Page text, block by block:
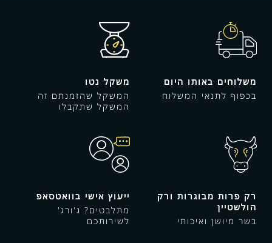
משלוחים באותו היום
בכפוף לתנאי המשלוח
משקל נטו
המשקל שהזמנתם זה
המשקל שתקבלו
רק פרות מבוגרות ורק
הולשטיין
בשר מיושן ואיכותי
ייעוץ אישי בוואטסאפ
מתלבטים? ג'ורג'
לשירותכם